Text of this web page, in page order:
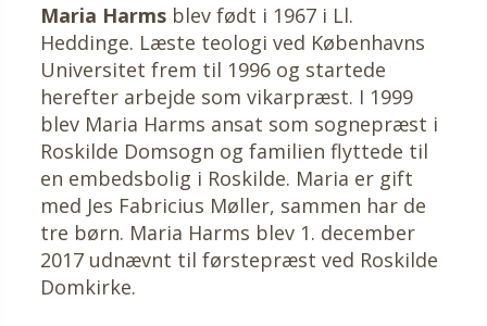
Maria Harms blev født i 1967 i Ll.
Heddinge. Læste teologi ved Københavns
Universitet frem til 1996 og startede
herefter arbejde som vikarpræst. I 1999
blev Maria Harms ansat som sognepræst i
Roskilde Domsogn og familien flyttede til
en embedsbolig i Roskilde. Maria er gift
med Jes Fabricius Møller, sammen har de
tre børn. Maria Harms blev 1. december
2017 udnævnt til førstepræst ved Roskilde
Domkirke.